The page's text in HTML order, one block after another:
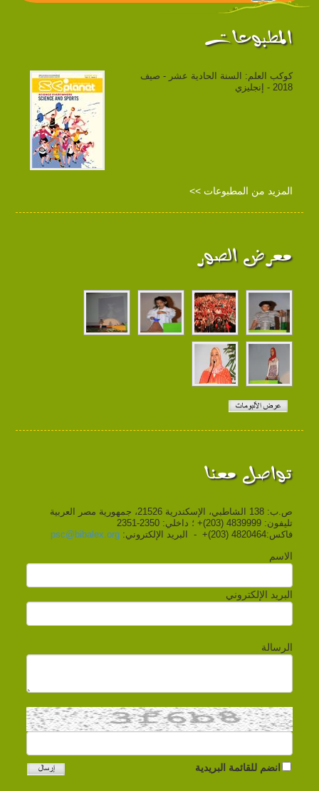
المطبوعات
كوكب العلم: السنة الحادية عشر - صيف
2018 - إنجليزي
المزيد من المطبوعات >>
معرض الصور
تواصل معنا
ص.ب: 138 الشاطبي، الإسكندرية 21526، جمهورية مصر العربية
تليفون: 4839999 (203)+ ؛ داخلي: 2350-2351
فاكس:4820464 (203)+ - البريد الإلكتروني:
psc@bibalex.org
الاسم
البريد الإلكتروني
الرسالة
انضم للقائمة البريدية